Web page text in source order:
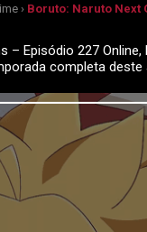
› Boruto: Naruto Next
– Episódio 227
completa deste